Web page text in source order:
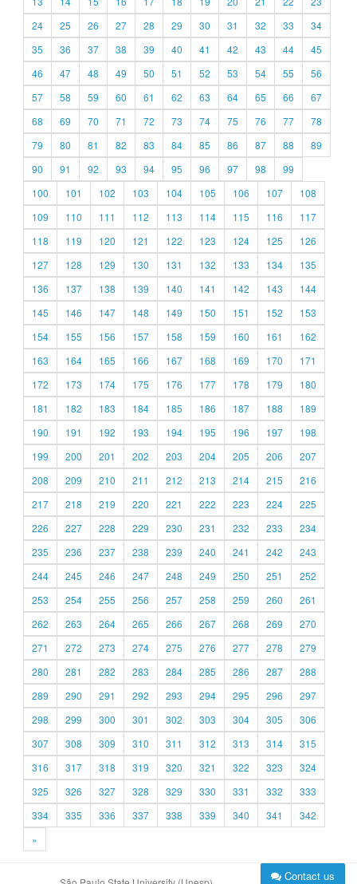
24
25 26 27 28 29 30 31 32 33
34
35
36 37 38 39 40 41 42 43 44
45
46
47 48 49 50 51 52 53 54 55
56
57
58 59 60 61 62 63 64 65 66
67
68
69 70 71 72 73 74 75 76 77
78
79
80 81 82 83 84 85 86 87 88
89
90
91 92 93 94 95 96 97 98
99
100
101 102 103 104 105 106 107
108
109
110 111 112 113 114 115 116
117
118
119 120 121 122 123 124 125
126
127
128 129 130 131 132 133 134
135
136
137 138 139 140 141 142 143
144
145
146 147 148 149 150 151 152
153
154
155 156 157 158 159 160 161
162
163
164 165 166 167 168 169 170
171
172
173 174 175 176 177 178 179
180
181
182 183 184 185 186 187 188
189
190
191 192 193 194 195 196 197
198
199
200 201 202 203 204 205 206
207
208
209 210 211 212 213 214 215
216
217
218 219 220 221 222 223 224
225
226
227 228 229 230 231 232 233
234
235
236 237 238 239 240 241 242
243
244
245 246 247 248 249 250 251
252
253
254 255 256 257 258 259 260
261
262
263 264 265 266 267 268 269
270
271
272 273 274 275 276 277 278
279
280
281 282 283 284 285 286 287
288
289
290 291 292 293 294 295 296
297
298
299 300 301 302 303 304 305
306
307
308 309 310 311 312 313 314
315
316
317 318 319 320 321 322 323
324
325
326 327 328 329 330 331 332
333
334
335 336 337 338 339 340 341
342
»
Contact us